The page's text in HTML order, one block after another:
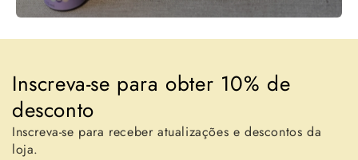
Inscreva-se para obter 10% de
desconto
Inscreva-se para receber atualizações e descontos da
loja.